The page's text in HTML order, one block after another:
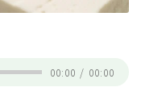
00:00 / 00:00